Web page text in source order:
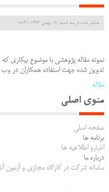
منتشر شده در سه شنبه, 17 بهمن 1396 08:31
نمونه مقاله پژوهشی با موضوع بیکاری
تدوین شده جهت استفاده همکاران در
مقاله
منوی اصلی
صفحه اصلی
برنامه ها
اخبارو اطلاعیه ها
درباره ما
سامانه شرکت در کارگاه مجازی و آزمون